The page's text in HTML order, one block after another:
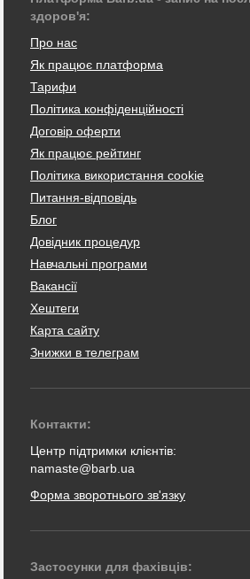
здоров'я:
Про нас
Як працює платформа
Тарифи
Політика конфіденційності
Договір оферти
Як працює рейтинг
Політика використання cookie
Питання-відповідь
Блог
Довідник процедур
Навчальні програми
Вакансії
Хештеги
Карта сайту
Знижки в телеграм
Контакти:
Центр підтримки клієнтів:
namaste@barb.ua
Форма зворотнього зв'язку
Застосунки для фахівців: